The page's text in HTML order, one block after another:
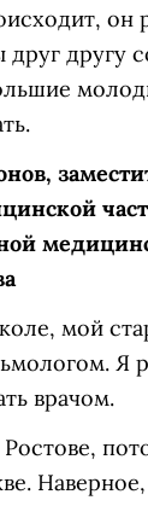
он
другу
мой
Я
врачом.
Наверное,